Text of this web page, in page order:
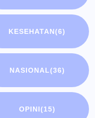
KESEHATAN(6)
NASIONAL(36)
OPINI(15)